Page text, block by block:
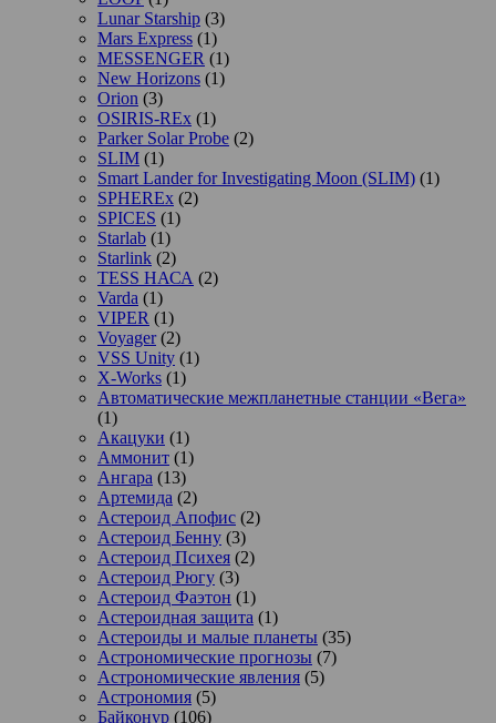
Lunar Starship (3)
Mars Express (1)
MESSENGER (1)
New Horizons (1)
Orion (3)
OSIRIS-REx (1)
Parker Solar Probe (2)
SLIM (1)
Smart Lander for Investigating Moon (SLIM) (1)
SPHEREx (2)
SPICES (1)
Starlab (1)
Starlink (2)
TESS НАСА (2)
Varda (1)
VIPER (1)
Voyager(2)
VSS Unity (1)
X-Works (1)
Автоматические межпланетные станции «Вега»
(1)
Акацуки (1)
Аммонит (1)
Ангара (13)
Артемида (2)
Астероид Апофис (2)
Астероид Бенну (3)
Астероид Психея (2)
Астероид Рюгу (3)
Астероид Фаэтон (1)
Астероидная защита (1)
Астероиды и малые планеты (35)
Астрономические прогнозы (7)
Астрономические явления (5)
Астрономия (5)
Байконур (106)